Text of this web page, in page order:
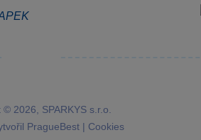
© 2026, SPARKYS s.r.o.
PragueBest| Cookies